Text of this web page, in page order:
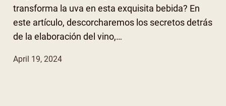
transforma la uva en esta exquisita bebida? En
este artículo, descorcharemos los secretos detrás
de la elaboración del vino,…
April 19, 2024